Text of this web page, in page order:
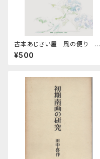
古本あじさい屋 風の便り 別
巻
¥500